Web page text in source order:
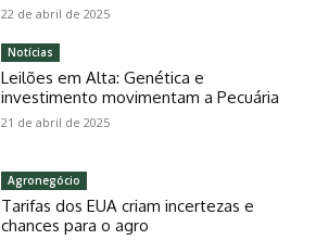
22 de abril de 2025
Notícias
Leilões em Alta: Genética e
investimento movimentam a Pecuária
21 de abril de 2025
Agronegócio
Tarifas dos EUA criam incertezas e
chances para o agro